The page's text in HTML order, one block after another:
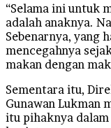
“Selama ini untuk
adalah anaknya.
Sebenarnya, yang
mencegahnya
makan dengan
Sementara itu,
Gunawan Lukman
itu pihaknya